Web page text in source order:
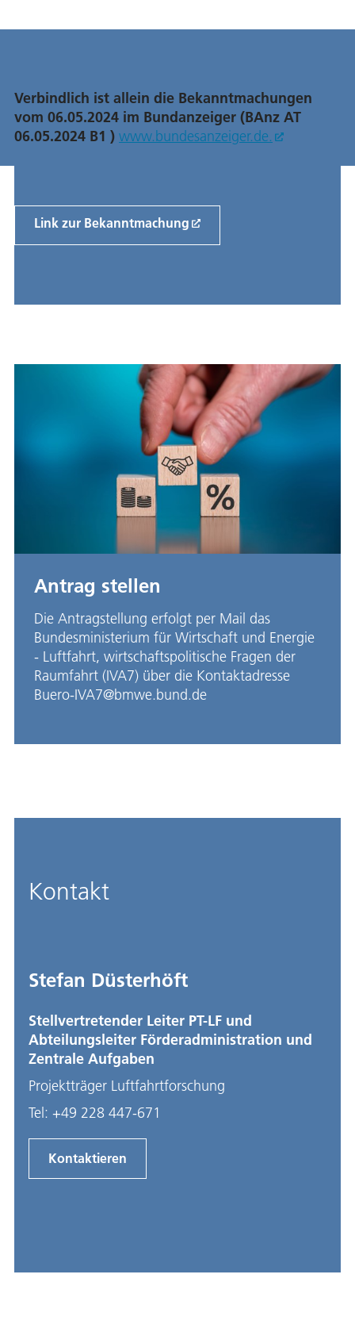
Verbindlich ist allein die Bekanntmachungen
vom 06.05.2024 im Bundanzeiger (BAnz AT
06.05.2024 B1 ) www.bundesanzeiger.de.
Link zur Bekanntmachung
Antrag stellen
Die Antragstellung erfolgt per Mail das
Bundesministerium für Wirtschaft und Energie
- Luftfahrt, wirtschaftspolitische Fragen der
Raumfahrt (IVA7) über die Kontaktadresse
Buero-IVA7@bmwe.bund.de
Kontakt
Stefan Düsterhöft
Stellvertretender Leiter PT-LF und
Abteilungsleiter Förderadministration und
Zentrale Aufgaben
Projektträger Luftfahrtforschung
Tel: +49 228 447-671
Kontaktieren